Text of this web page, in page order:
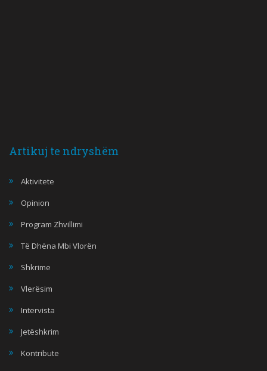
Artikuj te ndryshëm
Aktivitete
Opinion
Program Zhvillimi
Të Dhëna Mbi Vlorën
Shkrime
Vlerësim
Intervista
Jetëshkrim
Kontribute